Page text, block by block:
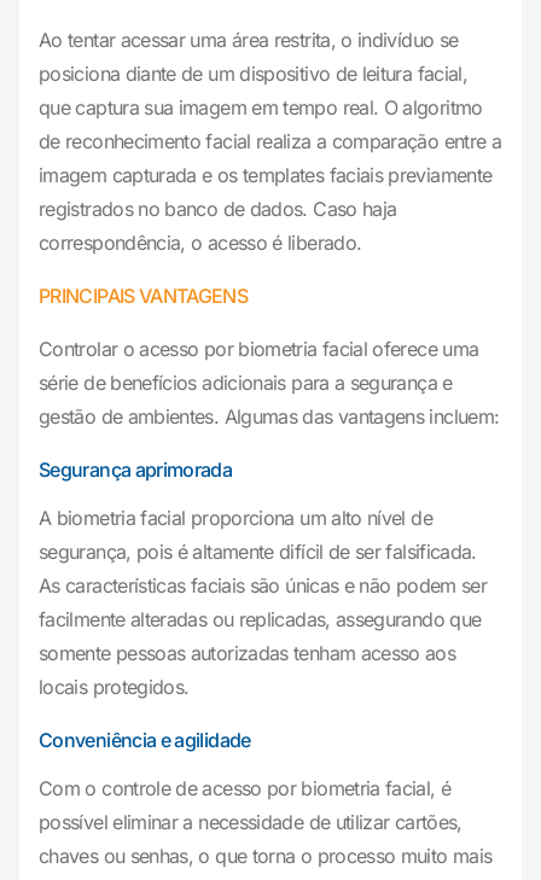
Ao tentar acessar uma área restrita, o indivíduo se
posiciona diante de um dispositivo de leitura facial,
que captura sua imagem em tempo real. O algoritmo
de reconhecimento facial realiza a comparação entre a
imagem capturada e os templates faciais previamente
registrados no banco de dados. Caso haja
correspondência, o acesso é liberado.
PRINCIPAIS VANTAGENS
Controlar o acesso por biometria facial oferece uma
série de benefícios adicionais para a segurança e
gestão de ambientes. Algumas das vantagens incluem:
Segurança aprimorada
A biometria facial proporciona um alto nível de
segurança, pois é altamente difícil de ser falsificada.
As características faciais são únicas e não podem ser
facilmente alteradas ou replicadas, assegurando que
somente pessoas autorizadas tenham acesso aos
locais protegidos.
Conveniência e agilidade
Com o controle de acesso por biometria facial, é
possível eliminar a necessidade de utilizar cartões,
chaves ou senhas, o que torna o processo muito mais